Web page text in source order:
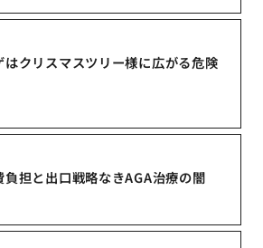
クリスマスツリー様に広がる危険
担と出口戦略なきAGA治療の闇